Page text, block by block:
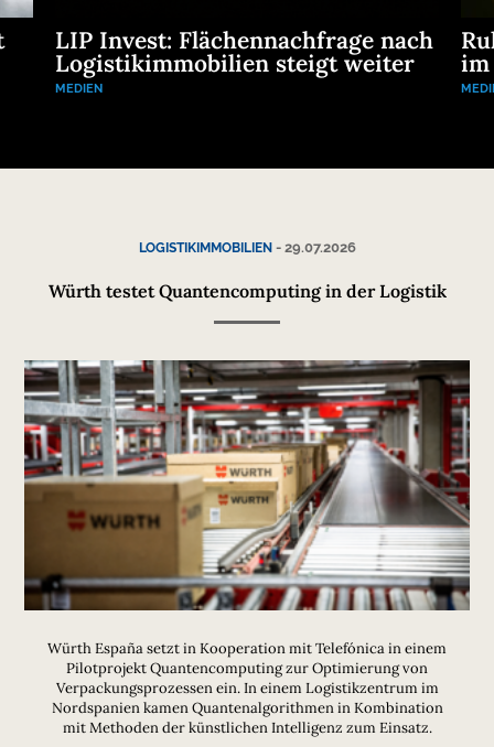
LIP Invest: Flächennachfrage nach
Logistikimmobilien steigt weiter
MEDIEN
im
LOGISTIKIMMOBILIEN- 29.07.2026
Würth testet Quantencomputing in der Logistik
Würth España setzt in Kooperation mit Telefónica in einem
Pilotprojekt Quantencomputing zur Optimierung von
Verpackungsprozessen ein. In einem Logistikzentrum im
Nordspanien kamen Quantenalgorithmen in Kombination
mit Methoden der künstlichen Intelligenz zum Einsatz.